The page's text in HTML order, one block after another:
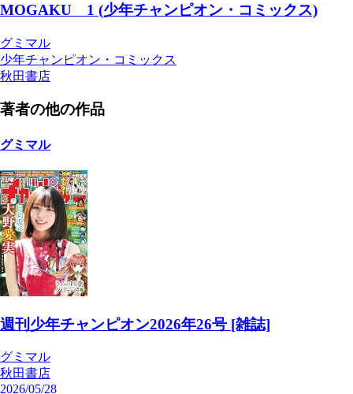
MOGAKU 1 (少年チャンピオン・コミックス)
グミマル
少年チャンピオン・コミックス
秋田書店
著者の他の作品
グミマル
週刊少年チャンピオン2026年26号 [雑誌]
グミマル
秋田書店
2026/05/28